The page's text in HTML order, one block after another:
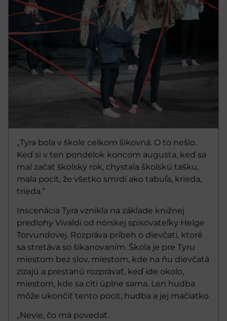
„Tyra bola v škole celkom šikovná. O to nešlo.
Keď si v ten pondelok koncom augusta, keď sa
mal začať školský rok, chystala školskú tašku,
mala pocit, že všetko smrdí ako tabuľa, krieda,
trieda.“
Inscenácia Tyra vznikla na základe knižnej
predlohy Vivaldi od nórskej spisovateľky Helge
Torvundovej. Rozpráva príbeh o dievčati, ktoré
sa stretáva so šikanovaním. Škola je pre Tyru
miestom bez slov, miestom, kde na ňu dievčatá
zízajú a prestanú rozprávať, keď ide okolo,
miestom, kde sa cíti úplne sama. Len hudba
môže ukončiť tento pocit, hudba a jej mačiatko.
„Nevie, čo má povedať.